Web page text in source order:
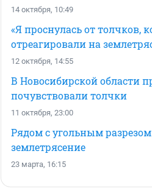
14 октября, 10:49
«Я проснулась от толчков,
отреагировали на
12 октября, 14:55
В Новосибирской области
почувствовали толчки
11 октября, 23:00
Рядом с угольным
землетрясение
23 марта, 16:15